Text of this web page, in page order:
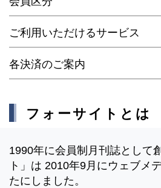
ご利用いただけるサービス
各決済のご案内
フォーサイトとは
1990年に会員制月刊誌として
ト」は 2010年9月にウェブメ
たにしました。